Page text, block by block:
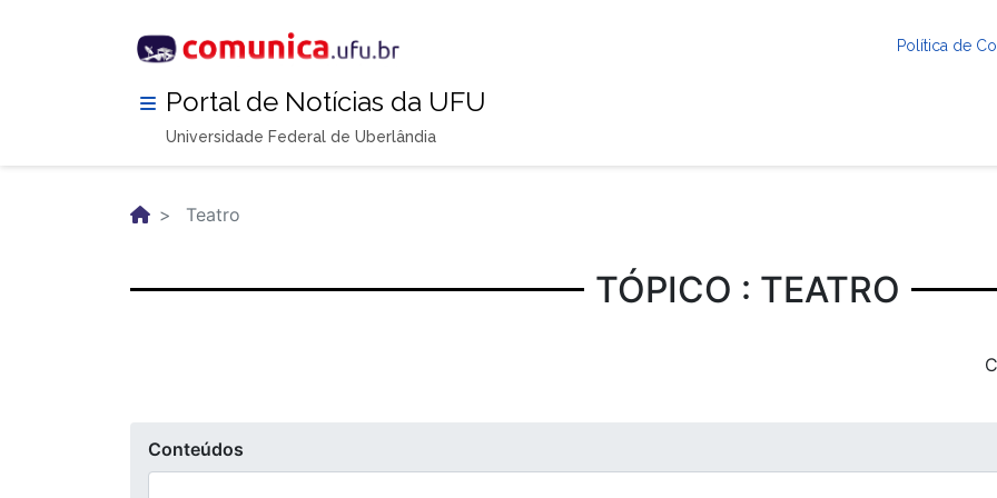
Política de
Portal de Notícias da UFU
Universidade Federal de Uberlândia
Teatro
TÓPICO : TEATRO
Conteúdos